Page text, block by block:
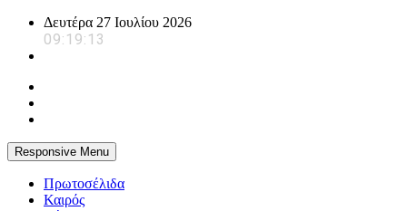
Skip
content
Δευτέρα 27 Ιουλίου 2026
09:19:14
Responsive Menu
Πρωτοσέλιδα
Καιρός